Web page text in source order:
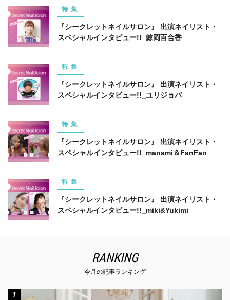
特集
『シークレットネイルサロン』 出演ネイリスト・
スペシャルインタビュー!!_鯨岡百合香
特集
『シークレットネイルサロン』 出演ネイリスト・
スペシャルインタビュー!!_ユリジョバ
特集
『シークレットネイルサロン』 出演ネイリスト・
スペシャルインタビュー!!_manami＆FanFan
特集
『シークレットネイルサロン』 出演ネイリスト・
スペシャルインタビュー!!_miki&Yukimi
RANKING
今月の記事ランキング
1